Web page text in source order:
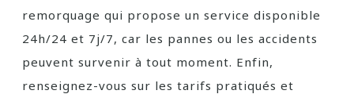
remorquage qui propose un service disponible
24h/24 et 7j/7, car les pannes ou les accidents
peuvent survenir à tout moment. Enfin,
renseignez-vous sur les tarifs pratiqués et